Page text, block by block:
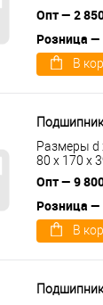
Опт — 2
Розница —
В
Размеры d
80 x 170 x
Опт — 9
Розница —
В